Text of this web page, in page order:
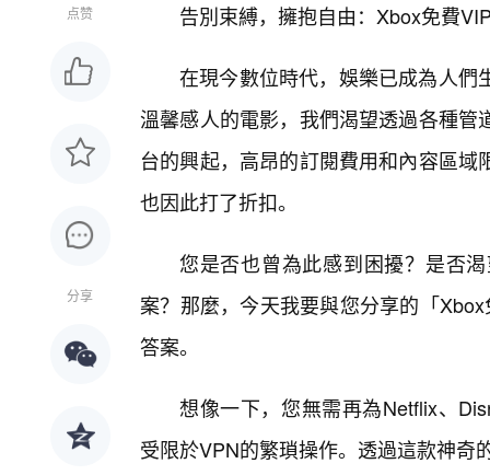
点赞
分享
告別束縛，擁抱自由：Xbox免費
在現今數位時代，娛樂已成為人們
溫馨感人的電影，我們渴望透過各種
台的興起，高昂的訂閱費用和內容區
也因此打了折扣。
您是否也曾為此感到困擾？是否
案？那麼，今天我要與您分享的「
答案。
想像一下，您無需再為Netflix、
受限於VPN的繁瑣操作。透過這款神奇